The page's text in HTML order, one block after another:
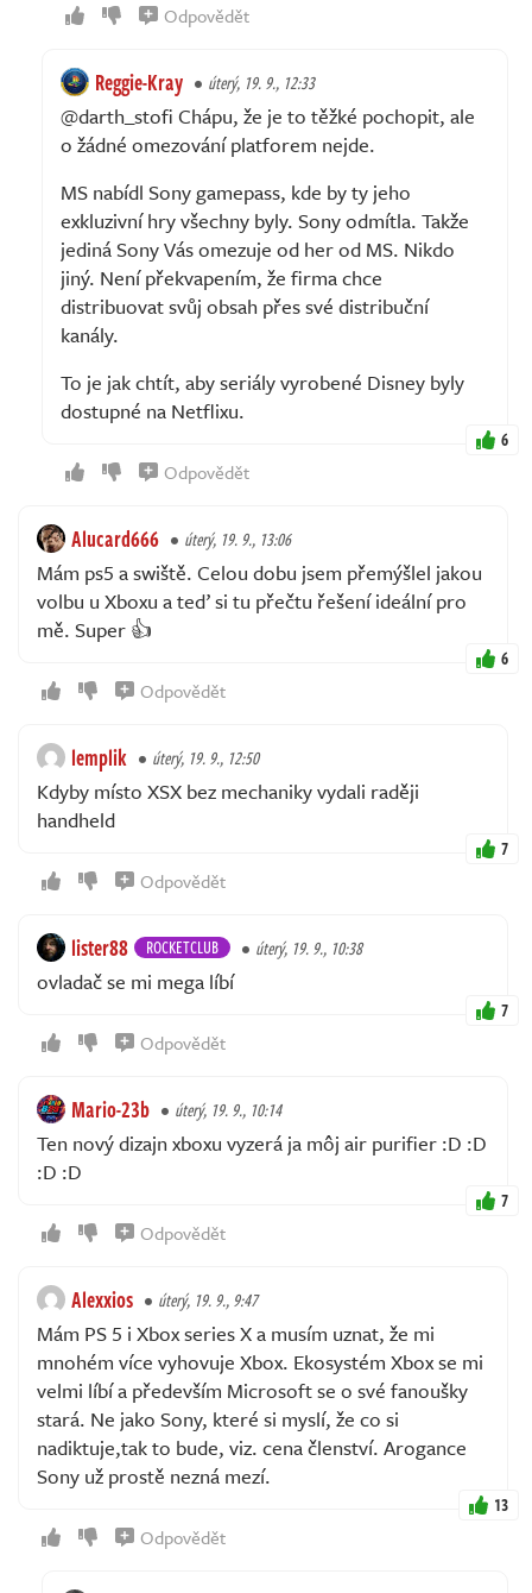
Odpovědět
Reggie-Kray úterý, 19. 9., 12:33
@darth_stofi Chápu, že je to těžké pochopit, ale
o žádné omezování platforem nejde.
MS nabídl Sony gamepass, kde by ty jeho
exkluzivní hry všechny byly. Sony odmítla. Takže
jediná Sony Vás omezuje od her od MS. Nikdo
jiný. Není překvapením, že firma chce
distribuovat svůj obsah přes své distribuční
kanály.
To je jak chtít, aby seriály vyrobené Disney byly
dostupné na Netflixu.
6
Odpovědět
Alucard666 úterý, 19. 9., 13:06
Mám ps5 a swiště. Celou dobu jsem přemýšlel jakou
volbu u Xboxu a teď si tu přečtu řešení ideální pro
mě. Super 👍
6
Odpovědět
lemplik úterý, 19. 9., 12:50
Kdyby místo XSX bez mechaniky vydali raději
handheld
7
Odpovědět
lister88 ROCKETCLUB úterý, 19. 9., 10:38
ovladač se mi mega líbí
7
Odpovědět
Mario-23b úterý, 19. 9., 10:14
Ten nový dizajn xboxu vyzerá ja môj air purifier :D :D
:D :D
7
Odpovědět
Alexxios úterý, 19. 9., 9:47
Mám PS 5 i Xbox series X a musím uznat, že mi
mnohém více vyhovuje Xbox. Ekosystém Xbox se mi
velmi líbí a především Microsoft se o své fanoušky
stará. Ne jako Sony, které si myslí, že co si
nadiktuje,tak to bude, viz. cena členství. Arogance
Sony už prostě nezná mezí.
13
Odpovědět